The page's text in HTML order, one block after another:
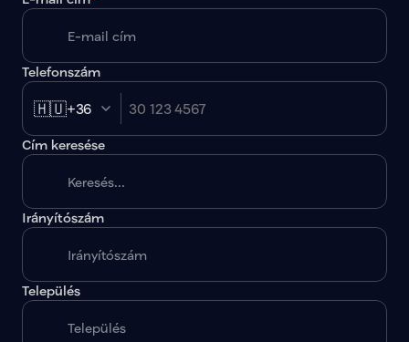
Telefonszám
🇭🇺+36
Cím keresése
Irányítószám
Település